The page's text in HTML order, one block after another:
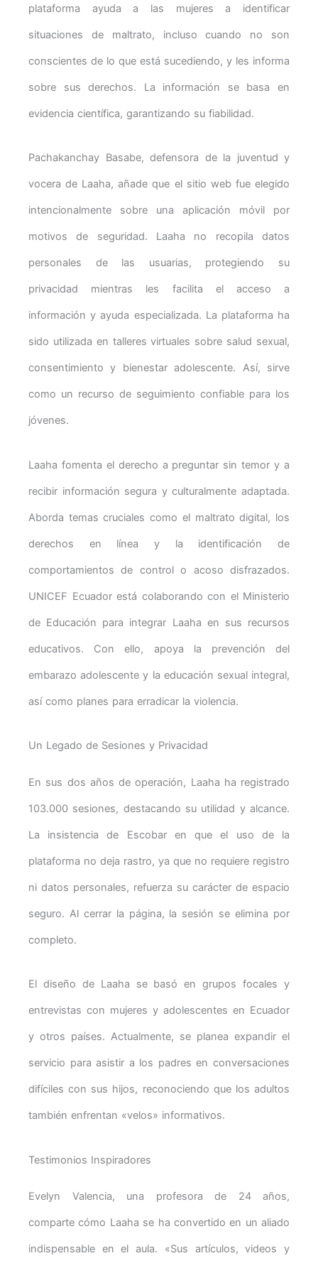
plataforma ayuda a las mujeres a identificar
situaciones de maltrato, incluso cuando no son
conscientes de lo que está sucediendo, y les informa
sobre sus derechos. La información se basa en
evidencia científica, garantizando su fiabilidad.
Pachakanchay Basabe, defensora de la juventud y
vocera de Laaha, añade que el sitio web fue elegido
intencionalmente sobre una aplicación móvil por
motivos de seguridad. Laaha no recopila datos
personales de las usuarias, protegiendo su
privacidad mientras les facilita el acceso a
información y ayuda especializada. La plataforma ha
sido utilizada en talleres virtuales sobre salud sexual,
consentimiento y bienestar adolescente. Así, sirve
como un recurso de seguimiento confiable para los
jóvenes.
Laaha fomenta el derecho a preguntar sin temor y a
recibir información segura y culturalmente adaptada.
Aborda temas cruciales como el maltrato digital, los
derechos en línea y la identificación de
comportamientos de control o acoso disfrazados.
UNICEF Ecuador está colaborando con el Ministerio
de Educación para integrar Laaha en sus recursos
educativos. Con ello, apoya la prevención del
embarazo adolescente y la educación sexual integral,
así como planes para erradicar la violencia.
Un Legado de Sesiones y Privacidad
En sus dos años de operación, Laaha ha registrado
103.000 sesiones, destacando su utilidad y alcance.
La insistencia de Escobar en que el uso de la
plataforma no deja rastro, ya que no requiere registro
ni datos personales, refuerza su carácter de espacio
seguro. Al cerrar la página, la sesión se elimina por
completo.
El diseño de Laaha se basó en grupos focales y
entrevistas con mujeres y adolescentes en Ecuador
y otros países. Actualmente, se planea expandir el
servicio para asistir a los padres en conversaciones
difíciles con sus hijos, reconociendo que los adultos
también enfrentan «velos» informativos.
Testimonios Inspiradores
Evelyn Valencia, una profesora de 24 años,
comparte cómo Laaha se ha convertido en un aliado
indispensable en el aula. «Sus artículos, videos y